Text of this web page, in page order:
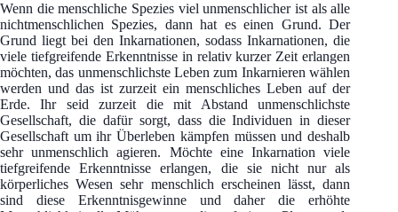
Wenn die menschliche Spezies viel unmenschlicher ist als alle
nichtmenschlichen Spezies, dann hat es einen Grund. Der
Grund liegt bei den Inkarnationen, sodass Inkarnationen, die
viele tiefgreifende Erkenntnisse in relativ kurzer Zeit erlangen
möchten, das unmenschlichste Leben zum Inkarnieren wählen
werden und das ist zurzeit ein menschliches Leben auf der
Erde. Ihr seid zurzeit die mit Abstand unmenschlichste
Gesellschaft, die dafür sorgt, dass die Individuen in dieser
Gesellschaft um ihr Überleben kämpfen müssen und deshalb
sehr unmenschlich agieren. Möchte eine Inkarnation viele
tiefgreifende Erkenntnisse erlangen, die sie nicht nur als
körperliches Wesen sehr menschlich erscheinen lässt, dann
sind diese Erkenntnisgewinne und daher die erhöhte